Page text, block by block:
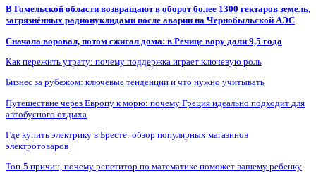
В Гомельской области возвращают в оборот более 1300 гектаров земель,
загрязнённых радионуклидами после аварии на Чернобыльской АЭС
Сначала воровал, потом сжигал дома: в Речице вору дали 9,5 года
Как пережить утрату: почему поддержка играет ключевую роль
Бизнес за рубежом: ключевые тенденции и что нужно учитывать
Путешествие через Европу к морю: почему Греция идеально подходит для
автобусного отдыха
Где купить электрику в Бресте: обзор популярных магазинов
электротоваров
Топ-5 причин, почему репетитор по математике поможет вашему ребенку